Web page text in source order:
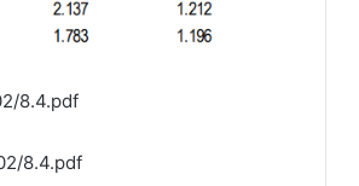
8.4.pdf
8.4.pdf